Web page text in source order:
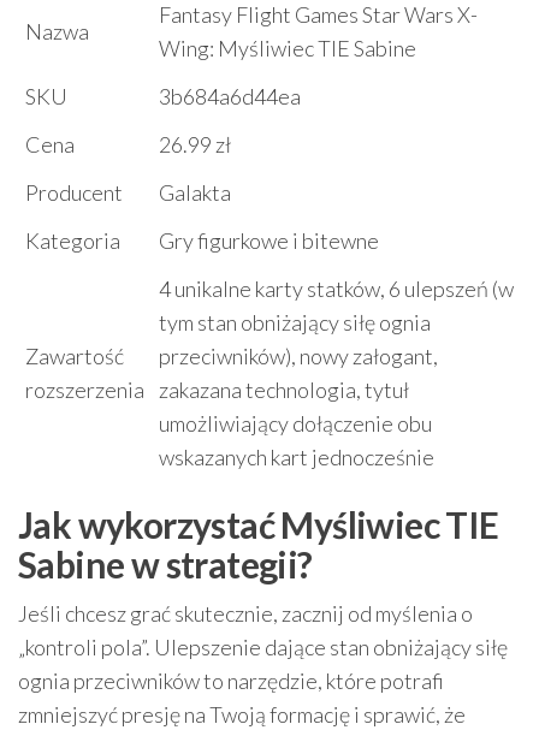
Nazwa
Fantasy Flight Games Star Wars X-
Wing: Myśliwiec TIE Sabine
SKU
3b684a6d44ea
Cena
26.99 zł
Producent
Galakta
Kategoria
Gry figurkowe i bitewne
Zawartość
rozszerzenia
4 unikalne karty statków, 6 ulepszeń (w
tym stan obniżający siłę ognia
przeciwników), nowy załogant,
zakazana technologia, tytuł
umożliwiający dołączenie obu
wskazanych kart jednocześnie
Jak wykorzystać Myśliwiec TIE
Sabine w strategii?
Jeśli chcesz grać skutecznie, zacznij od myślenia o
„kontroli pola”. Ulepszenie dające stan obniżający siłę
ognia przeciwników to narzędzie, które potrafi
zmniejszyć presję na Twoją formację i sprawić, że